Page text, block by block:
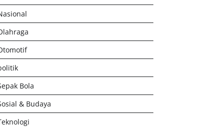
Bola
& Budaya